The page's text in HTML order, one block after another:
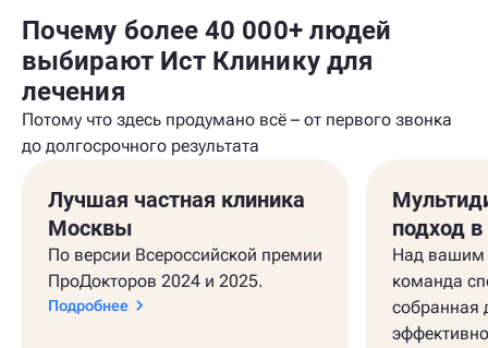
Почему более 40 000+ людей
выбирают Ист Клинику для
лечения
Потому что здесь продумано всё – от первого звонка
до долгосрочного результата
Лучшая частная клиника
Москвы
По версии Всероссийской премии
ПроДокторов 2024 и 2025.
Подробнее
подход
Над вашим
команда
собранная